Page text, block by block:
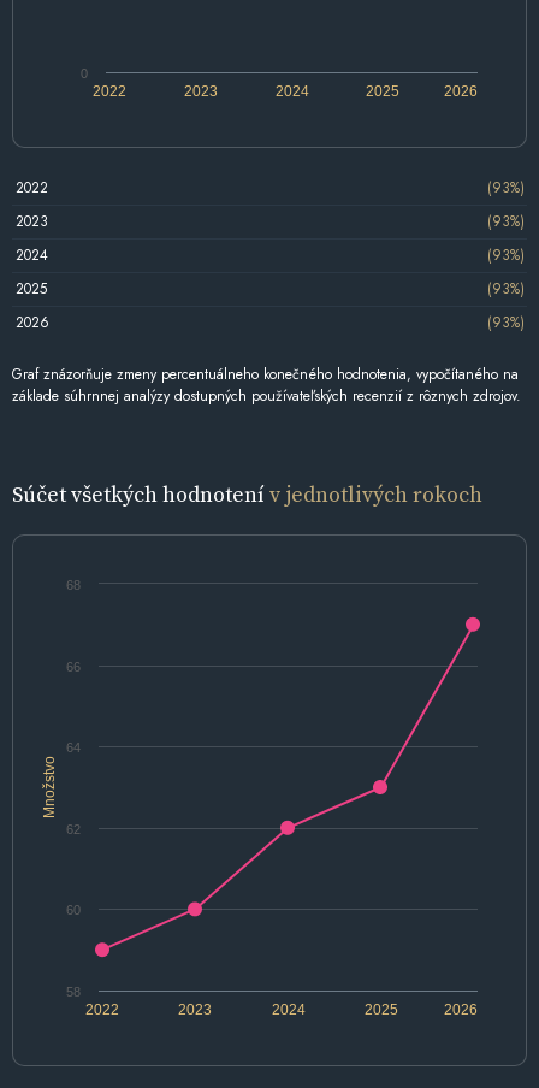
2022 2024 2026
2023 2025
0
2022
(93%)
2023
(93%)
2024
(93%)
2025
(93%)
2026
(93%)
Graf znázorňuje zmeny percentuálneho konečného hodnotenia, vypočítaného na
základe súhrnnej analýzy dostupných používateľských recenzií z rôznych zdrojov.
Súčet všetkých hodnotenív jednotlivých rokoch
Množstvo
2022 2024 2026
2023 2025
58
60
62
64
66
68